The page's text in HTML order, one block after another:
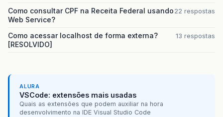
Como consultar CPF na Receita Federal usando
Web Service?
22 respostas
Como acessar localhost de forma externa?
[RESOLVIDO]
13 respostas
ALURA
VSCode: extensões mais usadas
Quais as extensões que podem auxiliar na hora
desenvolvimento na IDE Visual Studio Code